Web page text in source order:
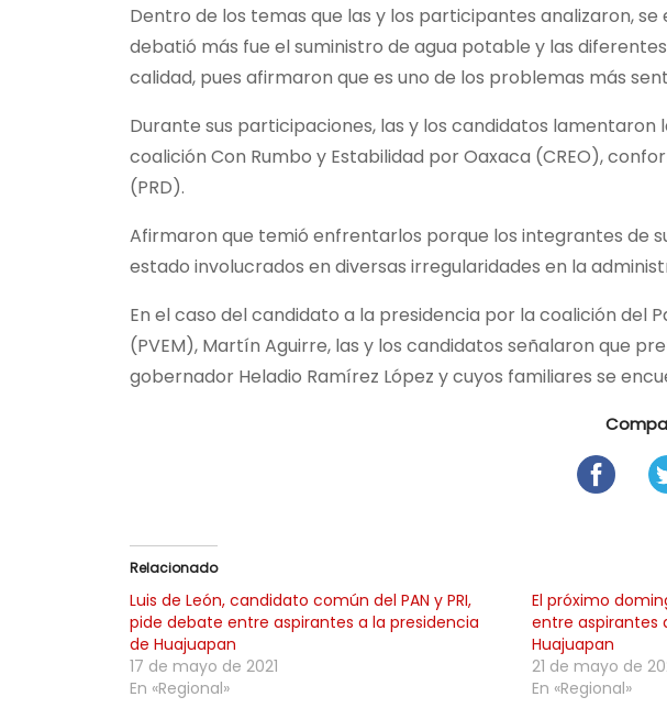
Dentro de los temas que las y los participantes analizaron,
debatió más fue el suministro de agua potable y las
calidad, pues afirmaron que es uno de los problemas más
Durante sus participaciones, las y los candidatos lamentaron
coalición Con Rumbo y Estabilidad por Oaxaca (CREO),
(PRD).
Afirmaron que temió enfrentarlos porque los integrantes de
estado involucrados en diversas irregularidades en la
En el caso del candidato a la presidencia por la coalición del
(PVEM), Martín Aguirre, las y los candidatos señalaron que
gobernador Heladio Ramírez López y cuyos familiares se
Relacionado
Luis de León, candidato común del PAN y PRI,
pide debate entre aspirantes a la presidencia
de Huajuapan
17 de mayo de 2021
En «Regional»
El próximo
entre aspirantes
Huajuapan
21 de mayo de
En «Regional»